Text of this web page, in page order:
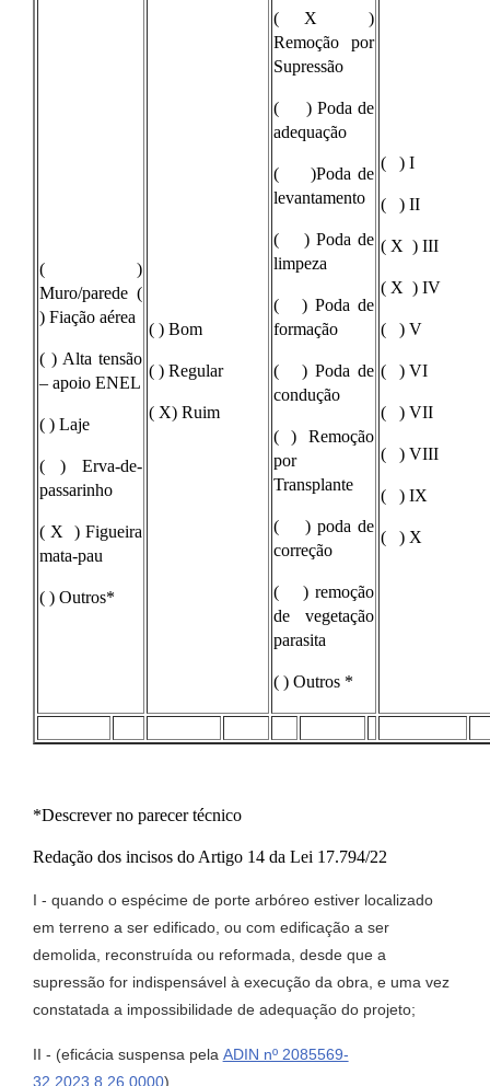
( )
Muro/parede (
) Fiação aérea
( ) Alta tensão
– apoio ENEL
( ) Laje
( ) Erva-de-
passarinho
( X ) Figueira
mata-pau
( ) Outros*
( ) Bom
( ) Regular
( X) Ruim
( X )
Remoção por
Supressão
( ) Poda de
adequação
( )Poda de
levantamento
( ) Poda de
limpeza
( ) Poda de
formação
( ) Poda de
condução
( ) Remoção
por
Transplante
( ) poda de
correção
( ) remoção
de vegetação
parasita
( ) Outros *
( ) I
( ) II
( X ) III
( X ) IV
( ) V
( ) VI
( ) VII
( ) VIII
( ) IX
( ) X
*Descrever no parecer técnico
Redação dos incisos do Artigo 14 da Lei 17.794/22
I - quando o espécime de porte arbóreo estiver localizado
em terreno a ser edificado, ou com edificação a ser
demolida, reconstruída ou reformada, desde que a
supressão for indispensável à execução da obra, e uma vez
constatada a impossibilidade de adequação do projeto;
II - (eficácia suspensa pela ADIN nº 2085569-
32.2023.8.26.0000)